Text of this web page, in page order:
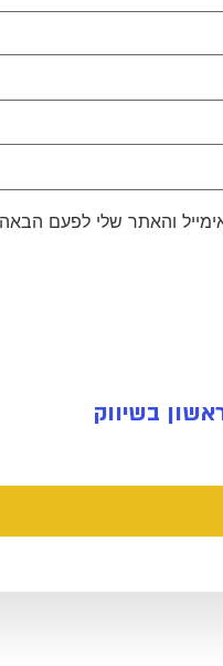
והאתר שלי לפעם